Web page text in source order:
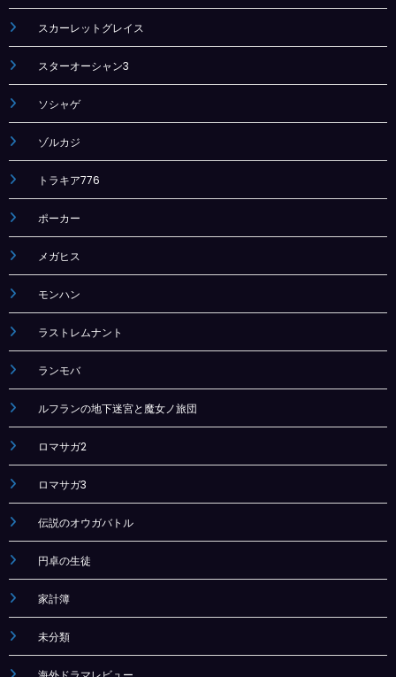
スカーレットグレイス
スターオーシャン3
ソシャゲ
ゾルカジ
トラキア776
ポーカー
メガヒス
モンハン
ラストレムナント
ランモバ
ルフランの地下迷宮と魔女ノ旅団
ロマサガ2
ロマサガ3
伝説のオウガバトル
円卓の生徒
家計簿
未分類